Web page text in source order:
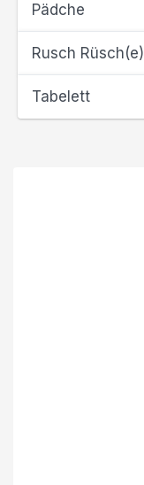
Pädche
Rusch Rüsch(e)
Tabelett